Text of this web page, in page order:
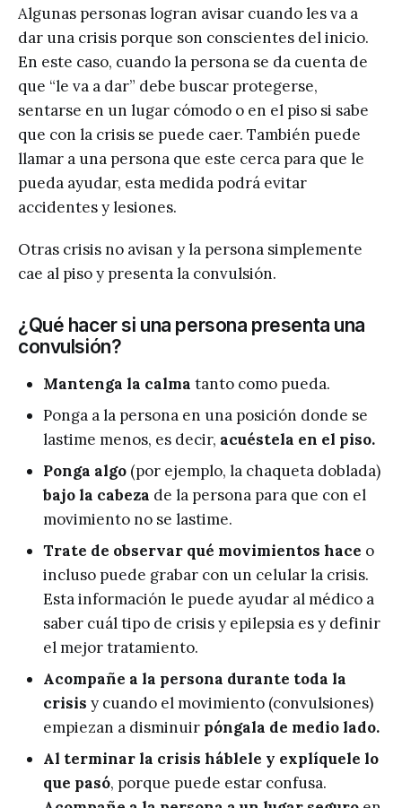
Algunas personas logran avisar cuando les va a
dar una crisis porque son conscientes del inicio.
En este caso, cuando la persona se da cuenta de
que “le va a dar” debe buscar protegerse,
sentarse en un lugar cómodo o en el piso si sabe
que con la crisis se puede caer. También puede
llamar a una persona que este cerca para que le
pueda ayudar, esta medida podrá evitar
accidentes y lesiones.
Otras crisis no avisan y la persona simplemente
cae al piso y presenta la convulsión.
¿Qué hacer si una persona presenta una
convulsión?
Mantenga la calma tanto como pueda.
Ponga a la persona en una posición donde se
lastime menos, es decir, acuéstela en el piso.
Ponga algo (por ejemplo, la chaqueta doblada)
bajo la cabeza de la persona para que con el
movimiento no se lastime.
Trate de observar qué movimientos hace o
incluso puede grabar con un celular la crisis.
Esta información le puede ayudar al médico a
saber cuál tipo de crisis y epilepsia es y definir
el mejor tratamiento.
Acompañe a la persona durante toda la
crisis y cuando el movimiento (convulsiones)
empiezan a disminuir póngala de medio lado.
Al terminar la crisis háblele y explíquele lo
que pasó, porque puede estar confusa.